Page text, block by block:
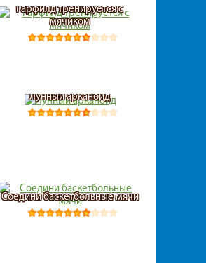
Гарфилд тренируется с
мячиком
Лунный арканоид
Соедини баскетбольные мячи